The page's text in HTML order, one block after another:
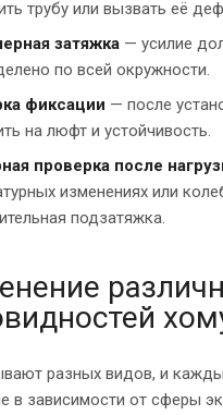
трубу или вызвать её
затяжка — усилие
по всей окружности.
фиксации — после
на люфт и устойчивость.
проверка после
изменениях или
подзатяжка.
разных видов, и
в зависимости от сферы